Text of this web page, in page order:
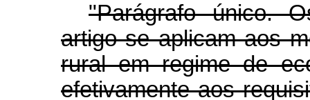
"Parágrafo único.
artigo se aplicam aos
rural em regime de
efetivamente aos